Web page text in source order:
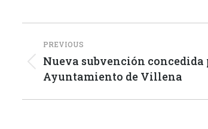
Post
navigation
PREVIOUS
Previous
post:
Nueva subvención concedida
Ayuntamiento de Villena